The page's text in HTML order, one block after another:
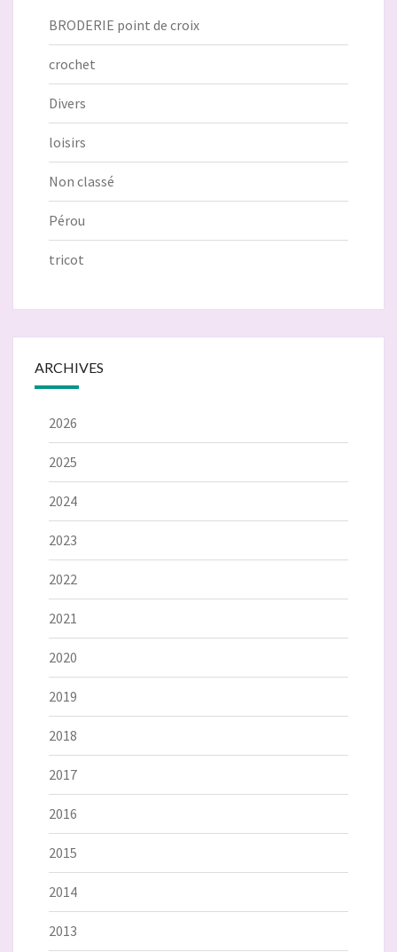
BRODERIE point de croix
crochet
Divers
loisirs
Non classé
Pérou
tricot
ARCHIVES
2026
2025
2024
2023
2022
2021
2020
2019
2018
2017
2016
2015
2014
2013